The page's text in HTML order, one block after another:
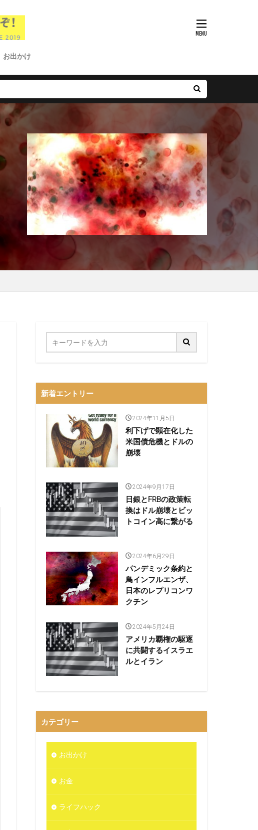
お出かけ
新着エントリー
2024年11月5日
利下げで顕在化した
米国債危機とドルの
崩壊
2024年9月17日
日銀とFRBの政策転
換はドル崩壊とビッ
トコイン高に繋がる
2024年6月29日
パンデミック条約と
鳥インフルエンザ、
日本のレプリコンワ
クチン
2024年5月24日
アメリカ覇権の駆逐
に共闘するイスラエ
ルとイラン
カテゴリー
お出かけ
お金
ライフハック